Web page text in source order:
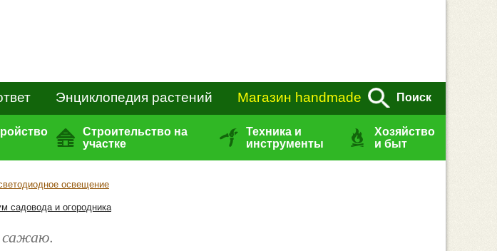
Энциклопедия растений Магазин handmade Поиск
Строительство на
участке
Техника и
инструменты
Хозяйство
и быт
освещение
садовода и огородника